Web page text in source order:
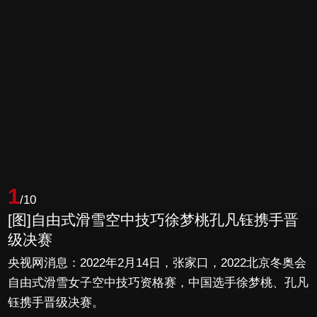
1/10
[图]自由式滑雪空中技巧徐梦桃孔凡钰携手晋
级决赛
央视网消息：2022年2月14日，张家口，2022北京冬奥会
自由式滑雪女子空中技巧资格赛，中国选手徐梦桃、孔凡
钰携手晋级决赛。